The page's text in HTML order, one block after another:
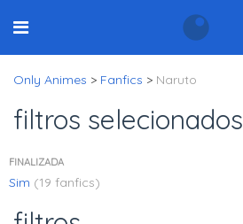
Only Animes > Fanfics > Naruto
filtros selecionados
FINALIZADA
Sim (19 fanfics)